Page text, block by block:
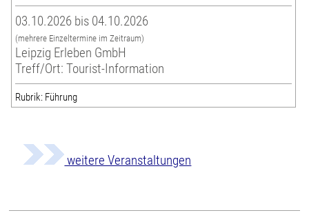
03.10.2026 bis 04.10.2026
(mehrere Einzeltermine im Zeitraum)
Leipzig Erleben GmbH
Treff/Ort: Tourist-Information
Rubrik: Führung
weitere Veranstaltungen